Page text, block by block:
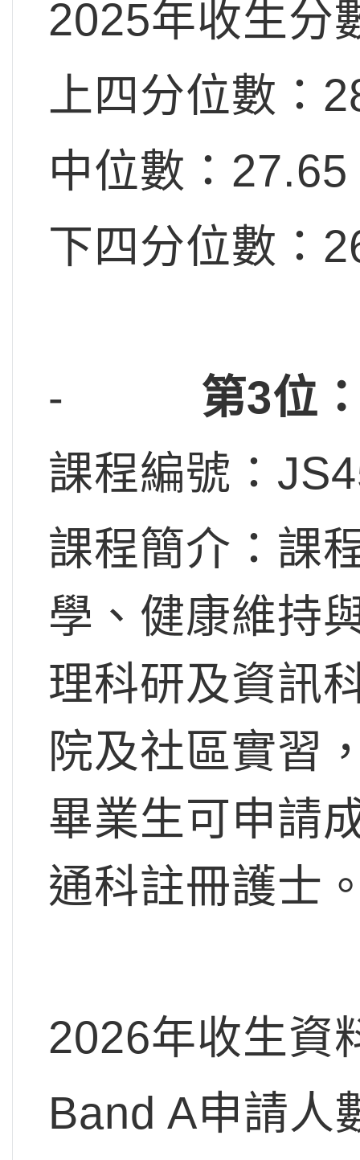
2025年收生分
上四分位數：
中位數：27.65
下四分位數：
- 第3位
課程編號：
課程簡介：課
學、健康維持
理科研及資訊
院及社區實習
畢業生可申請
通科註冊護士
2026年收生資
Band A申請人